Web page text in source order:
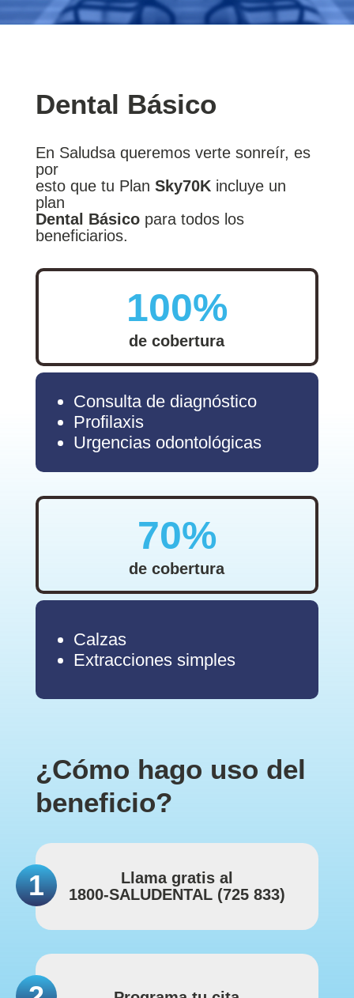
Dental Básico
En Saludsa queremos verte sonreír, es
por
esto que tu Plan Sky70Kincluye un
plan
Dental Básicopara todos los
beneficiarios.
100%
de cobertura
Consulta de diagnóstico
Profilaxis
Urgencias odontológicas
70%
de cobertura
Calzas
Extracciones simples
¿Cómo hago uso del
beneficio?
1
Llama gratis al
1800-SALUDENTAL (725 833)